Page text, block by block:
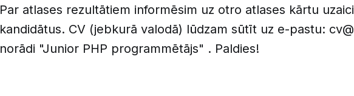
Par atlases rezultātiem informēsim uz otro atlases kārtu
kandidātus. CV (jebkurā valodā) lūdzam sūtīt uz e-pastu:
norādi "Junior PHP programmētājs" . Paldies!